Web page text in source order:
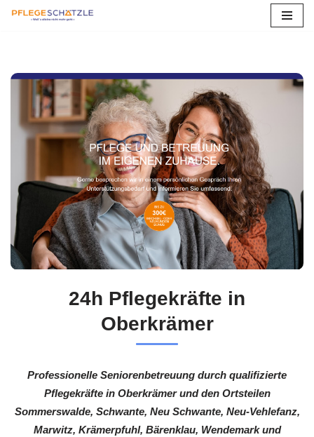
springen
24h Pflegekräfte in
Oberkrämer
Professionelle Seniorenbetreuung durch qualifizierte
Pflegekräfte in Oberkrämer und den Ortsteilen
Sommerswalde, Schwante, Neu Schwante, Neu-Vehlefanz,
Marwitz, Krämerpfuhl, Bärenklau, Wendemark und